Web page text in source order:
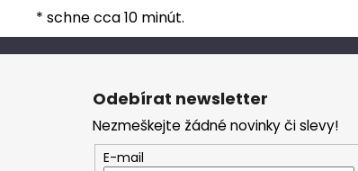
* schne cca 10 minút.
Z
Odebírat newsletter
Nezmeškejte žádné novinky či slevy!
E-mail